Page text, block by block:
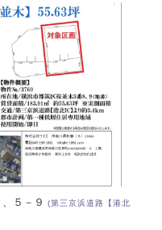
、５－９(第三京浜道路【港北